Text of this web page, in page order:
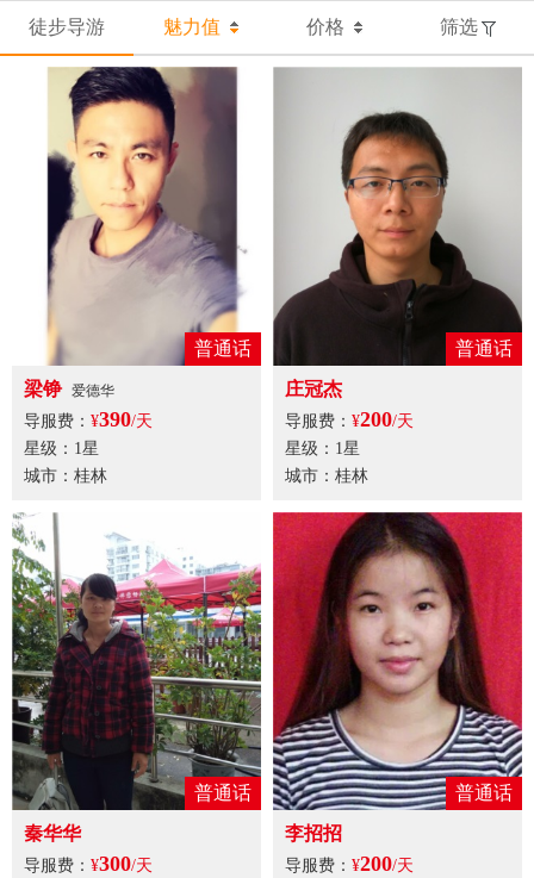
徒步导游 魅力值 价格 筛选
普通话
梁铮 爱德华
导服费： ¥390/天
星级：1星
城市：桂林
普通话
庄冠杰
导服费： ¥200/天
星级：1星
城市：桂林
普通话
秦华华
导服费： ¥300/天
普通话
李招招
导服费： ¥200/天